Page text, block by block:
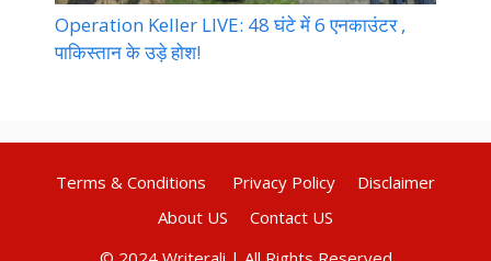
Operation Keller LIVE: 48 घंटे में 6 एनकाउंटर ,
पाकिस्तान के उड़े होश!
Terms & Conditions Privacy Policy
Disclaimer
About US
Contact US